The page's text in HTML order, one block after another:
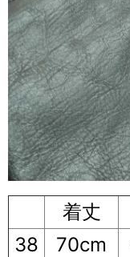
着丈
38
70cm